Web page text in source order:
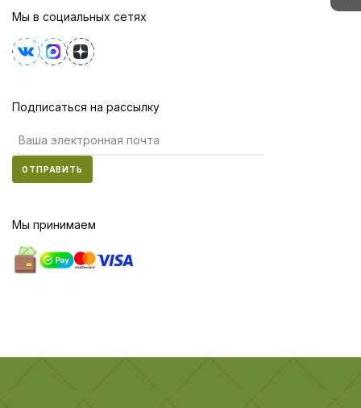
Мы в социальных сетях
Подписаться на рассылку
ОТПРАВИТЬ
Мы принимаем